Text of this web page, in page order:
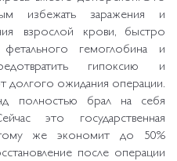
избежать заражения и
взрослой крови, быстро
фетального гемоглобина и
гипоксию и
долгого ожидания операции.
полностью брал на себя
это государственная
же экономит до 50%
после операции